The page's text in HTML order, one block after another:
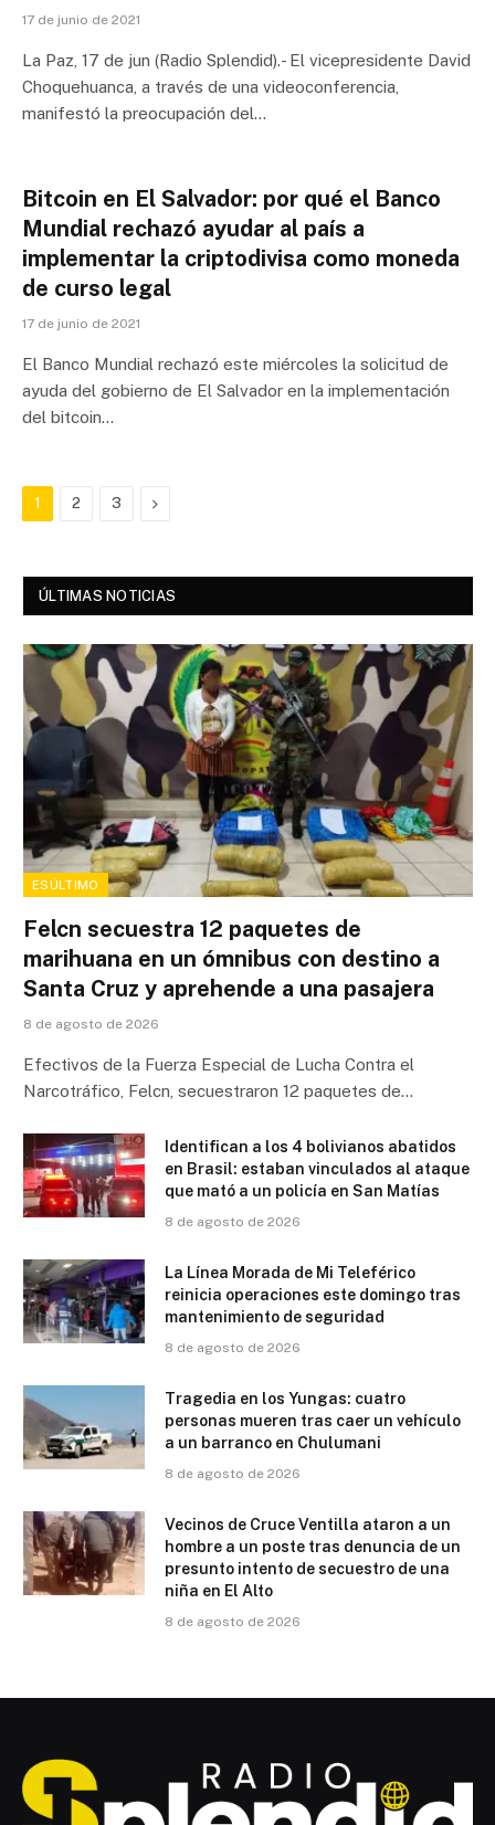
17 de junio de 2021
La Paz, 17 de jun (Radio Splendid).- El vicepresidente David
Choquehuanca, a través de una videoconferencia,
manifestó la preocupación del…
Bitcoin en El Salvador: por qué el Banco
Mundial rechazó ayudar al país a
implementar la criptodivisa como moneda
de curso legal
17 de junio de 2021
El Banco Mundial rechazó este miércoles la solicitud de
ayuda del gobierno de El Salvador en la implementación
del bitcoin…
1 2 3 Next
ÚLTIMAS NOTICIAS
ESÚLTIMO
Felcn secuestra 12 paquetes de
marihuana en un ómnibus con destino a
Santa Cruz y aprehende a una pasajera
8 de agosto de 2026
Efectivos de la Fuerza Especial de Lucha Contra el
Narcotráfico, Felcn, secuestraron 12 paquetes de…
Identifican a los 4 bolivianos abatidos
en Brasil: estaban vinculados al ataque
que mató a un policía en San Matías
8 de agosto de 2026
La Línea Morada de Mi Teleférico
reinicia operaciones este domingo tras
mantenimiento de seguridad
8 de agosto de 2026
Tragedia en los Yungas: cuatro
personas mueren tras caer un vehículo
a un barranco en Chulumani
8 de agosto de 2026
Vecinos de Cruce Ventilla ataron a un
hombre a un poste tras denuncia de un
presunto intento de secuestro de una
niña en El Alto
8 de agosto de 2026